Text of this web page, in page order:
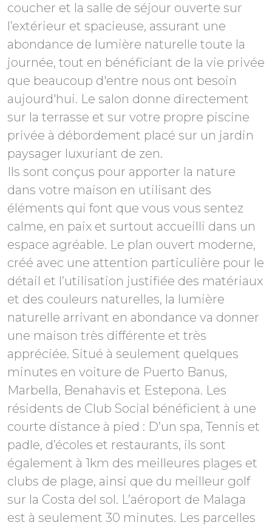
coucher et la salle de séjour ouverte sur
l’extérieur et spacieuse, assurant une
abondance de lumière naturelle toute la
journée, tout en bénéficiant de la vie privée
que beaucoup d'entre nous ont besoin
aujourd'hui. Le salon donne directement
sur la terrasse et sur votre propre piscine
privée à débordement placé sur un jardin
paysager luxuriant de zen.
Ils sont conçus pour apporter la nature
dans votre maison en utilisant des
éléments qui font que vous vous sentez
calme, en paix et surtout accueilli dans un
espace agréable. Le plan ouvert moderne,
créé avec une attention particulière pour le
détail et l’utilisation justifiée des matériaux
et des couleurs naturelles, la lumière
naturelle arrivant en abondance va donner
une maison très différente et très
appréciée. Situé à seulement quelques
minutes en voiture de Puerto Banus,
Marbella, Benahavis et Estepona. Les
résidents de Club Social bénéficient à une
courte distance à pied : D’un spa, Tennis et
padle, d’écoles et restaurants, ils sont
également à 1km des meilleures plages et
clubs de plage, ainsi que du meilleur golf
sur la Costa del sol. L’aéroport de Malaga
est à seulement 30 minutes. Les parcelles